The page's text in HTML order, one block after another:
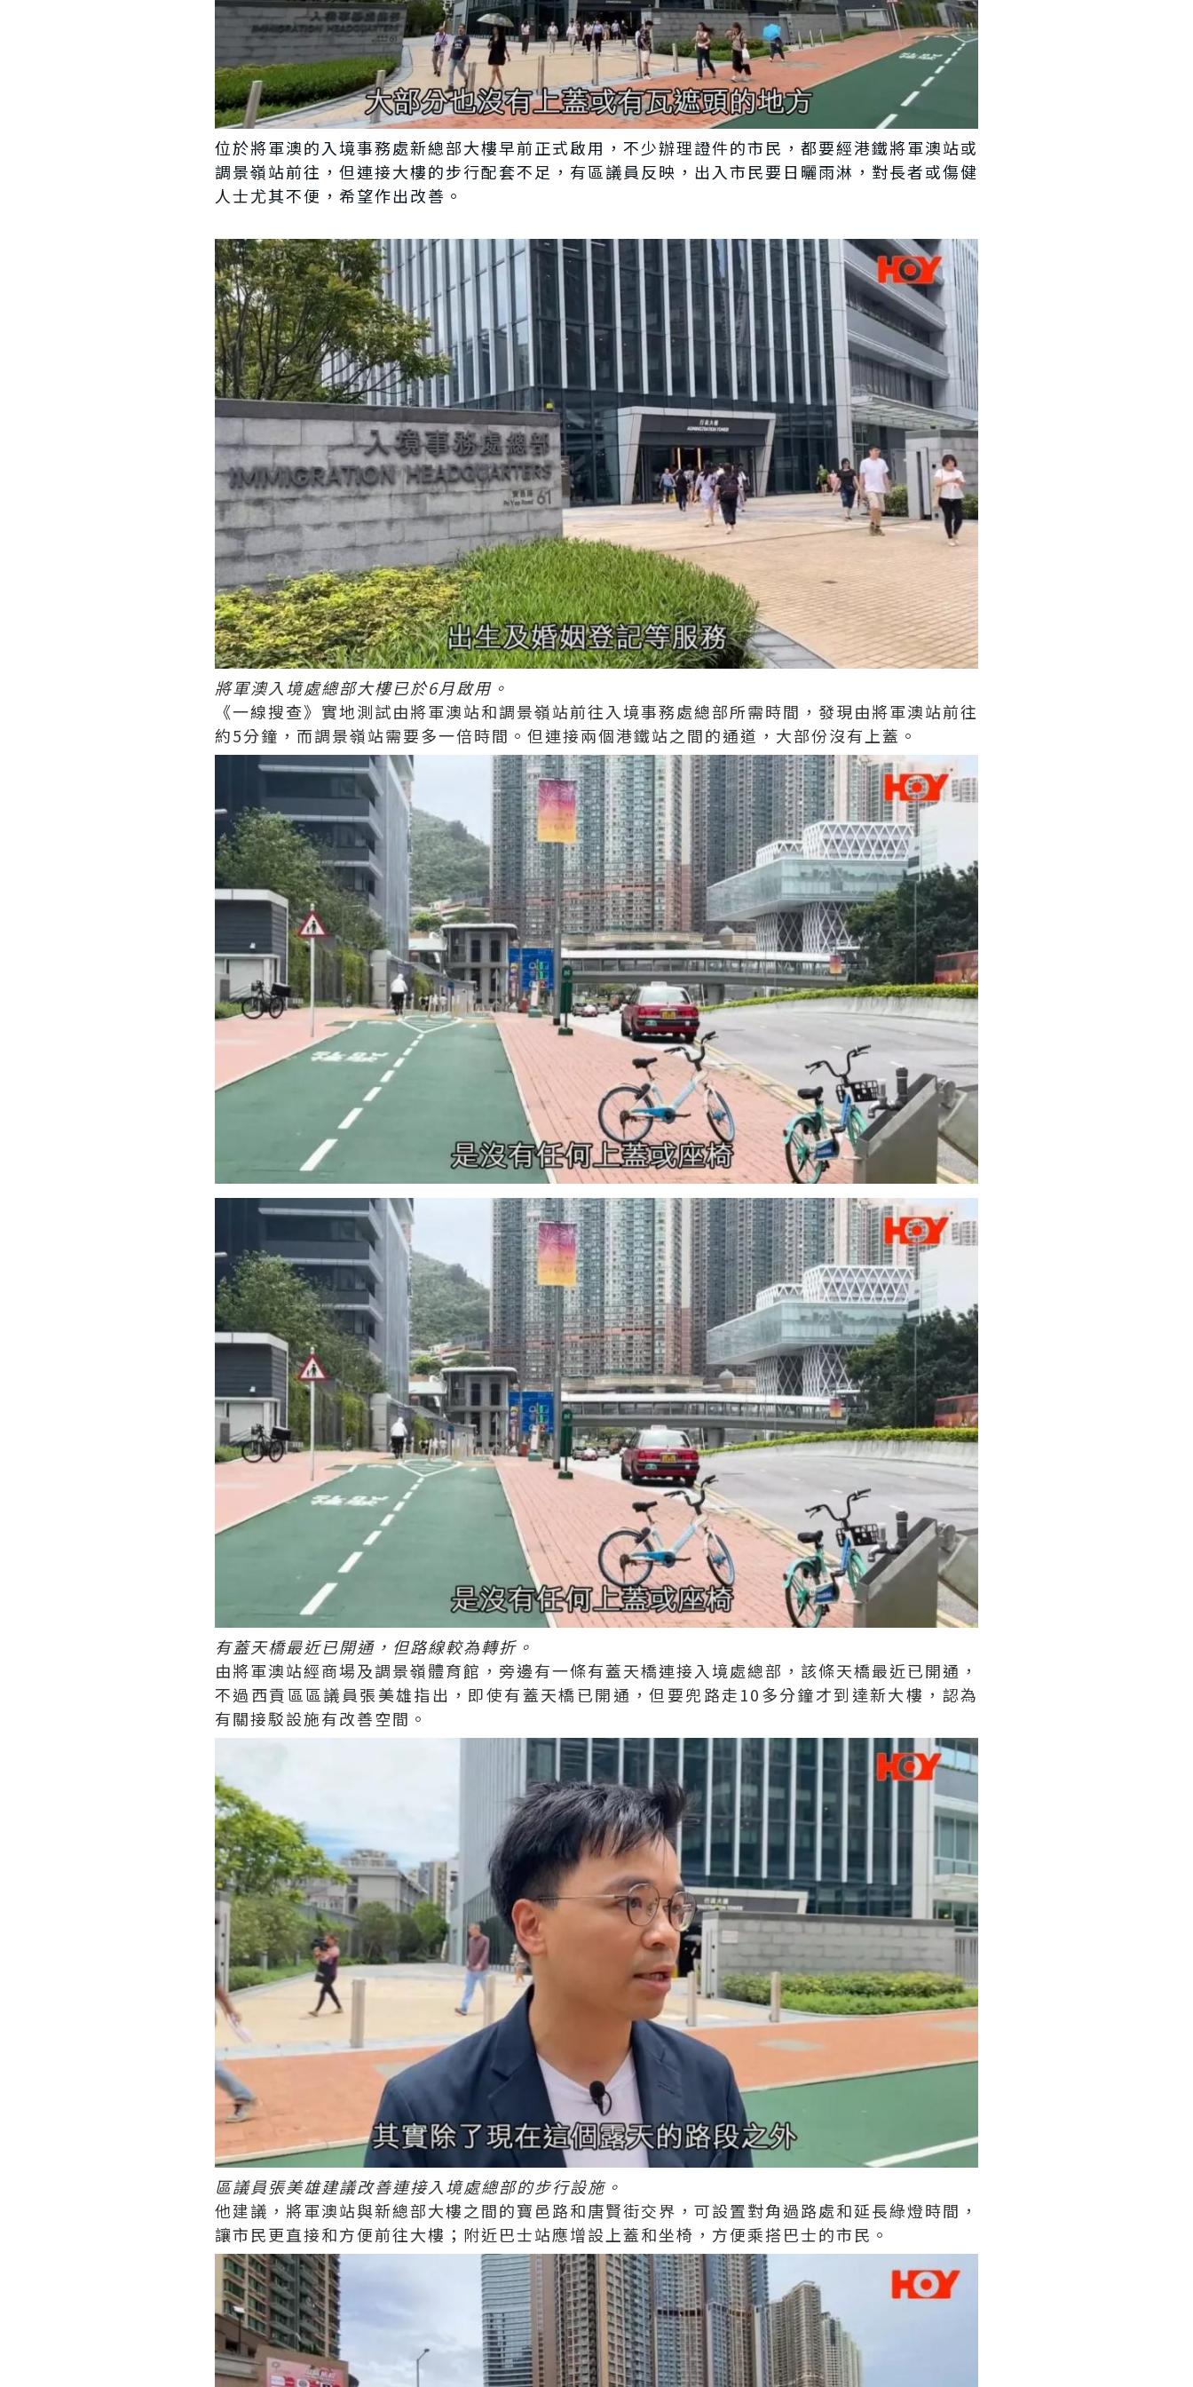
位於將軍澳的入境事務處新總部大樓早前正式啟用，不少辦理證件的市民，都要經港鐵將軍澳站或
調景嶺站前往，但連接大樓的步行配套不足，有區議員反映，出入市民要日曬雨淋，對長者或傷健
人士尤其不便，希望作出改善。
將軍澳入境處總部大樓已於6月啟用。
《一線搜查》實地測試由將軍澳站和調景嶺站前往入境事務處總部所需時間，發現由將軍澳站前往
約5分鐘，而調景嶺站需要多一倍時間。但連接兩個港鐵站之間的通道，大部份沒有上蓋。
有蓋天橋最近已開通，但路線較為轉折。
由將軍澳站經商場及調景嶺體育館，旁邊有一條有蓋天橋連接入境處總部，該條天橋最近已開通，
不過西貢區區議員張美雄指出，即使有蓋天橋已開通，但要兜路走10多分鐘才到達新大樓，認為
有關接駁設施有改善空間。
區議員張美雄建議改善連接入境處總部的步行設施。
他建議，將軍澳站與新總部大樓之間的寶邑路和唐賢街交界，可設置對角過路處和延長綠燈時間，
讓市民更直接和方便前往大樓；附近巴士站應增設上蓋和坐椅，方便乘搭巴士的市民。